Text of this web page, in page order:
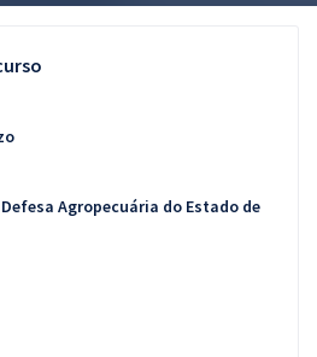
Agropecuária do Estado de